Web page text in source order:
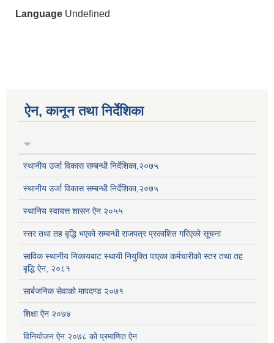
Language Undefined
ऐन, कानून तथा निर्देशिका
स्थानीय उर्जा विकास सम्बन्धी निर्देशिका,२०७५
स्थानीय उर्जा विकास सम्बन्धी निर्देशिका,२०७५
स्थानिय स्वायत्त शासन ऐन २०५५
स्तर तथा तह बृद्धि भएको सम्बन्धी राजपत्र प्रकाशित गरिएको सूचना
साविक स्थानीय निकायबाट स्थायी नियुक्ति पाएका कर्मचारीको स्तर तथा तह
बृद्धि ऐन, २०८१
सार्बजनिक सेवाको मापदण्ड २०७१
शिक्षा ऐन २०७४
विनियोजन ऐन २०७८ को प्रमाणित ऐन